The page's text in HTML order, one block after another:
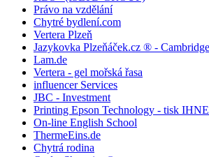
Právo na vzdělání
Chytré bydlení.com
Vertera Plzeň
Jazykovka Plzeňáček.cz ® -
Lam.de
Vertera - gel mořská řasa
influencer Services
JBC - Investment
Printing Epson Technology - tisk
On-line English School
ThermeEins.de
Chytrá rodina